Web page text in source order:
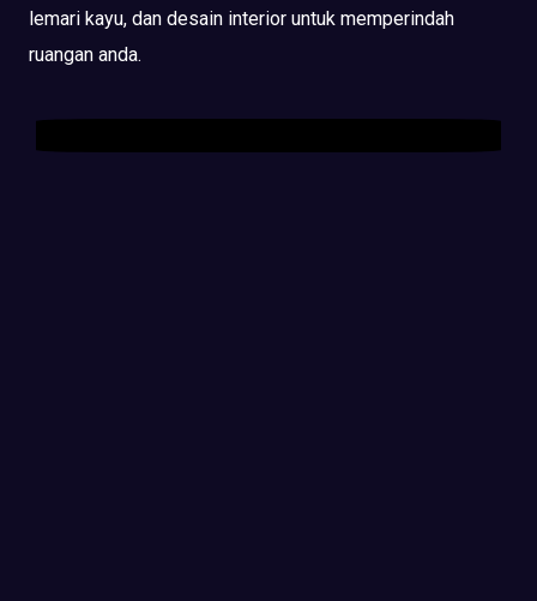
lemari kayu, dan desain interior untuk memperindah
ruangan anda.